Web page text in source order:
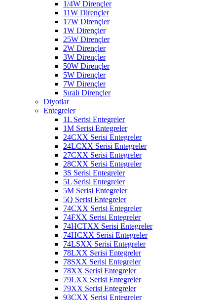
1/4W Dirençler
11W Dirençler
17W Dirençler
1W Dirençler
25W Dirençler
2W Dirençler
3W Dirençler
50W Dirençler
5W Dirençler
7W Dirençler
Sıralı Dirençler
Diyotlar
Entegreler
1L Serisi Entegreler
1M Serisi Entegreler
24CXX Serisi Entegreler
24LCXX Serisi Entegreler
27CXX Serisi Entegreler
28CXX Serisi Entegreler
3S Serisi Entegreler
5L Serisi Entegreler
5M Serisi Entegreler
5Q Serisi Entegreler
74CXX Serisi Entegreler
74FXX Serisi Entegreler
74HCTXX Serisi Entegreler
74HCXX Serisi Entegreler
74LSXX Serisi Entegreler
78LXX Serisi Entegreler
78SXX Serisi Entegreler
78XX Serisi Entegreler
79LXX Serisi Entegreler
79XX Serisi Entegreler
93CXX Serisi Entegreler